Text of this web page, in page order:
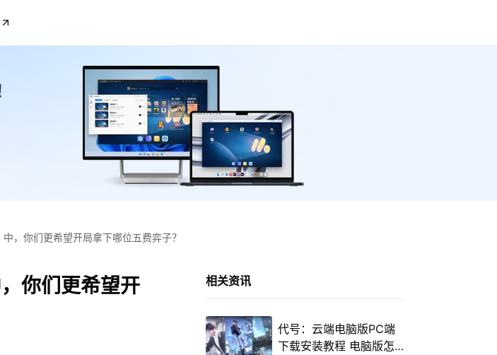
，你们更希望开局拿下哪位五费弈子？
你们更希望开
相关资讯
代号：云端电脑版PC端
下载安装教程 电脑版怎